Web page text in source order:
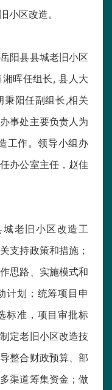
小区改造。
阳县县城老旧小区
晖任组长, 县人大
秉阳任副组长,相关
事处主要负责人为
工作。领导小组办
办公室主任，赵佳
老旧小区改造工
支持政策和措施；
思路、实施模式和
计划；统筹项目申
标准，项目审批标
定老旧小区改造技
整合财政预算、部
渠道筹集资金；做